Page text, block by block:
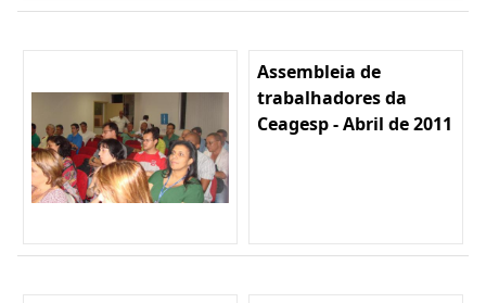
Assembleia de
trabalhadores da
Ceagesp - Abril de 2011